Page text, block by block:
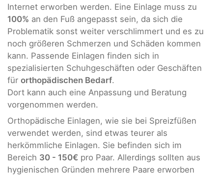
Internet erworben werden. Eine Einlage muss zu
100% an den Fuß angepasst sein, da sich die
Problematik sonst weiter verschlimmert und es zu
noch größeren Schmerzen und Schäden kommen
kann. Passende Einlagen finden sich in
spezialisierten Schuhgeschäften oder Geschäften
für orthopädischen Bedarf.
Dort kann auch eine Anpassung und Beratung
vorgenommen werden.
Orthopädische Einlagen, wie sie bei Spreizfüßen
verwendet werden, sind etwas teurer als
herkömmliche Einlagen. Sie befinden sich im
Bereich 30 - 150€ pro Paar. Allerdings sollten aus
hygienischen Gründen mehrere Paare erworben